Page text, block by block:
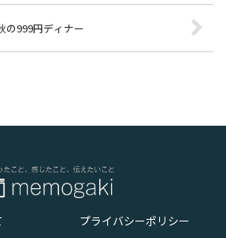
の999円ディナー
プライバシーポリシー